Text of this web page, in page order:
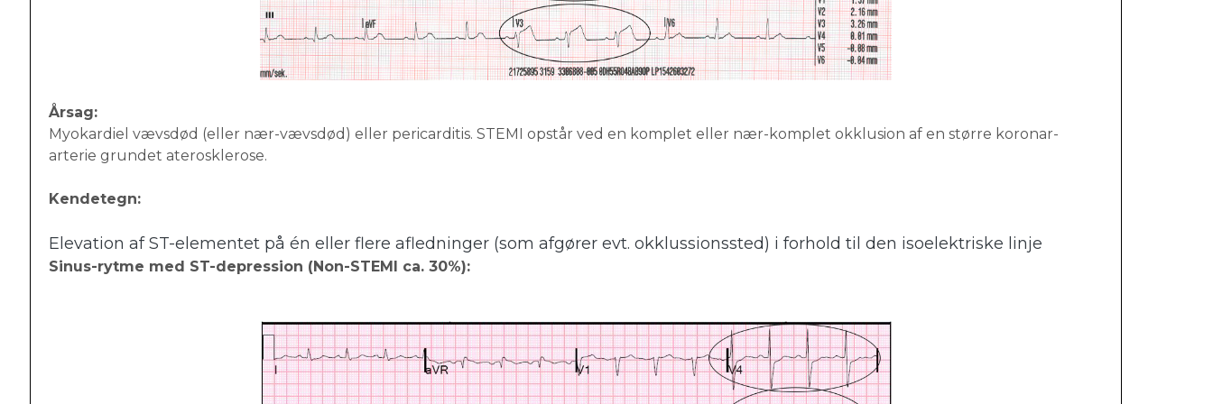
Årsag:
Myokardiel vævsdød (eller nær-vævsdød) eller pericarditis. STEMI opstår ved en komplet eller nær-komplet okklusion af en større koronar-
arterie grundet aterosklerose.
Kendetegn:
Elevation af ST-elementet på én eller flere afledninger (som afgører evt. okklussionssted) i forhold til den isoelektriske linje
Sinus-rytme med ST-depression (Non-STEMI ca. 30%):